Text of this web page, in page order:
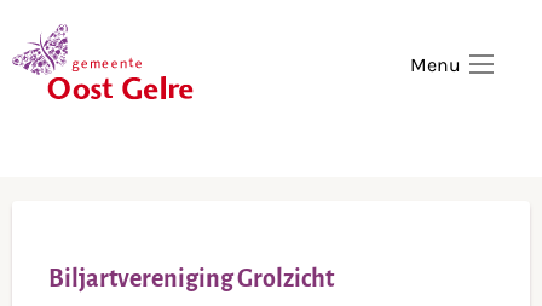
Menu
Biljartvereniging Grolzicht